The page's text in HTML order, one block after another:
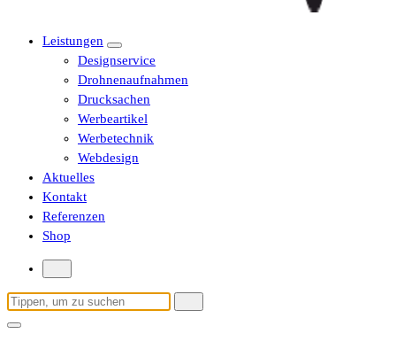
Leistungen
Designservice
Drohnenaufnahmen
Drucksachen
Werbeartikel
Werbetechnik
Webdesign
Aktuelles
Kontakt
Referenzen
Shop
Suchen
nach: